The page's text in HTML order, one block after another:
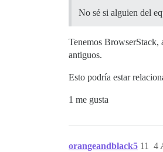
No sé si alguien del
Tenemos BrowserStack,
antiguos.
Esto podría estar
1 me gusta
orangeandblack5 4
11